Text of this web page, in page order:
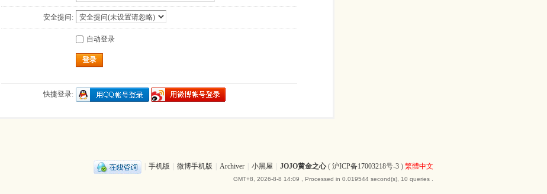
安全提问:
自动登录
登录
快捷登录:
手机版 微博手机版 Archiver 小黑屋 JOJO黄金之心( 沪ICP备17003218号-3 ) 繁體中文
GMT+8, 2026-8-8 14:09 , Processed in 0.019544 second(s), 10 queries .